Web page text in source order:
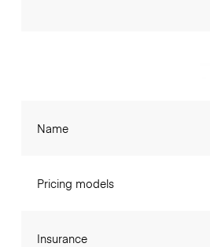
Name
Pricing models
Insurance